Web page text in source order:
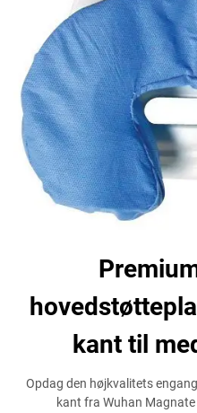
kant til
Opdag den højkvalitets
kant fra Wuhan